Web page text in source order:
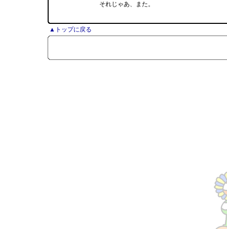
それじゃあ、また。
▲トップに戻る